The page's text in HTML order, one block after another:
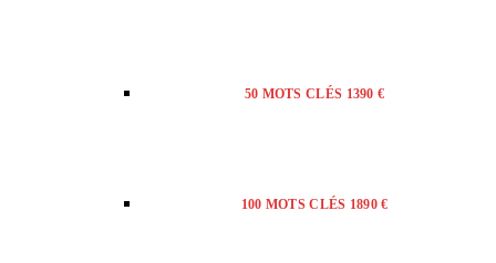
50 MOTS CLÉS 1390 €
100 MOTS CLÉS 1890 €